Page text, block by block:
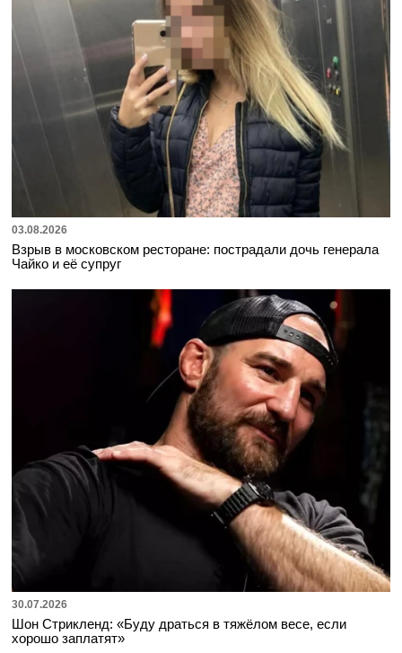
03.08.2026
Взрыв в московском ресторане: пострадали дочь генерала
Чайко и её супруг
30.07.2026
Шон Стрикленд: «Буду драться в тяжёлом весе, если
хорошо заплатят»